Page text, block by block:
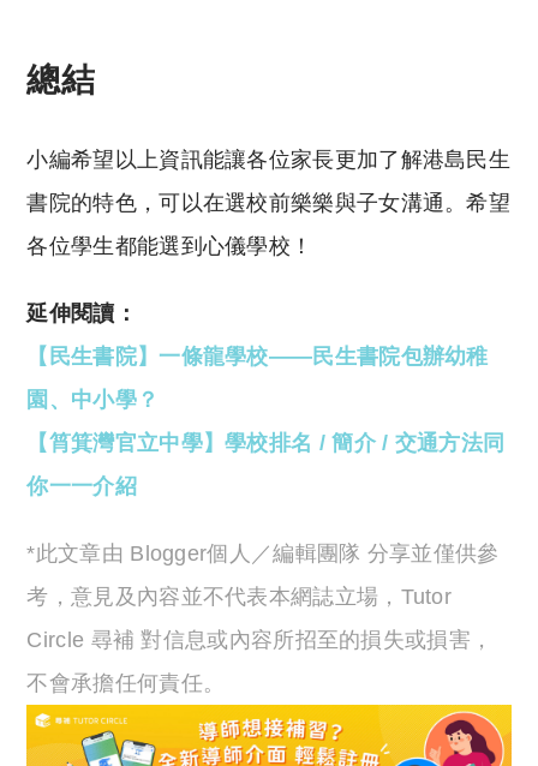
總結
小編希望以上資訊能讓各位家長更加了解港島民生
書院的特色，可以在選校前樂樂與子女溝通。希望
各位學生都能選到心儀學校！
延伸閱讀：
【民生書院】一條龍學校——民生書院包辦幼稚
園、中小學？
【筲箕灣官立中學】學校排名 / 簡介 / 交通方法同
你一一介紹
*此文章由 Blogger個人／編輯團隊 分享並僅供參
考，意見及內容並不代表本網誌立場，Tutor
Circle 尋補 對信息或內容所招至的損失或損害，
不會承擔任何責任。